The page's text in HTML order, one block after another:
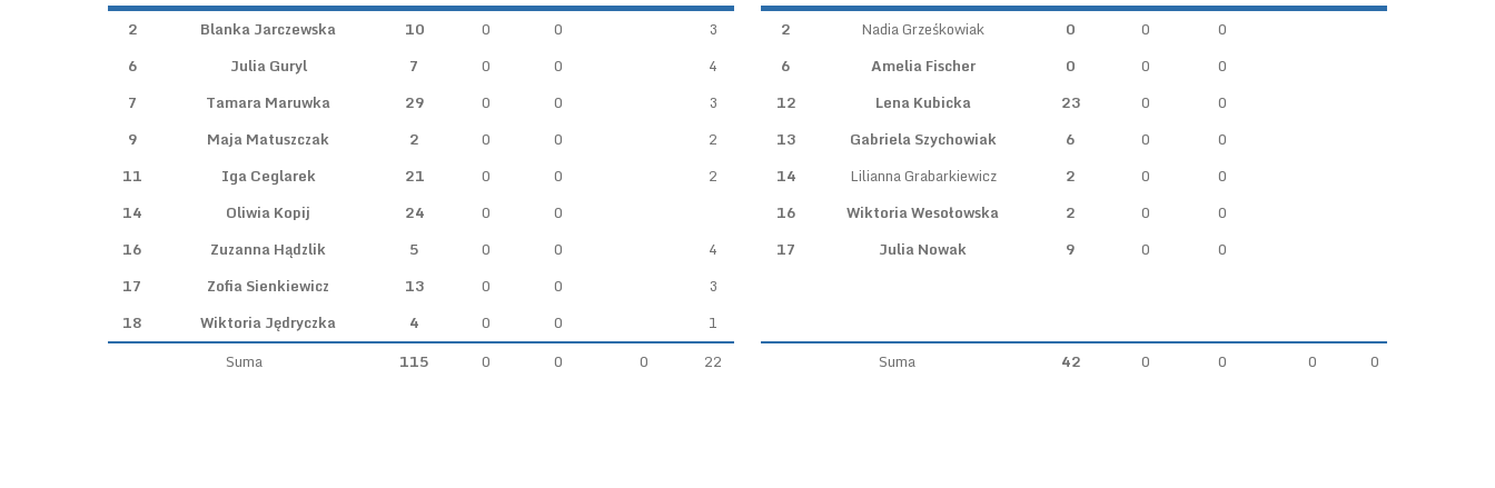
2 Blanka Jarczewska 10 0 0
3
6
Julia Guryl 7 0 0
4
7
Tamara Maruwka 29 0 0
3
9
Maja Matuszczak 2 0 0
2
11
Iga Ceglarek 21 0 0
2
14
Oliwia Kopij 24 0
0
16
Zuzanna Hądzlik 5 0 0
4
17
Zofia Sienkiewicz 13 0 0
3
18
Wiktoria Jędryczka 4 0 0
1
Suma
115 0 0 0 22
2 Nadia Grześkowiak 0 0
0
6
Amelia Fischer 0 0
0
12
Lena Kubicka 23 0
0
13
Gabriela Szychowiak 6 0
0
14
Lilianna Grabarkiewicz 2 0
0
16
Wiktoria Wesołowska 2 0
0
17
Julia Nowak 9 0 0
Suma 42 0 0 0 0